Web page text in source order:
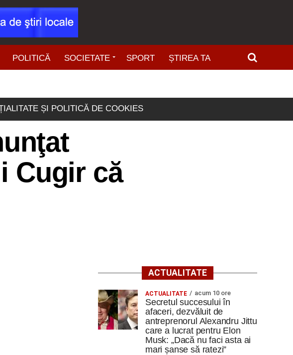
POLITICĂ SOCIETATE SPORT ȘTIREA TA
ȘI POLITICĂ DE COOKIES
Cugir că
ACTUALITATE
ACTUALITATE acum 10 ore
Secretul succesului în
afaceri, dezvăluit de
antreprenorul Alexandru Jittu
care a lucrat pentru Elon
Musk: „Dacă nu faci asta ai
mari șanse să ratezi”